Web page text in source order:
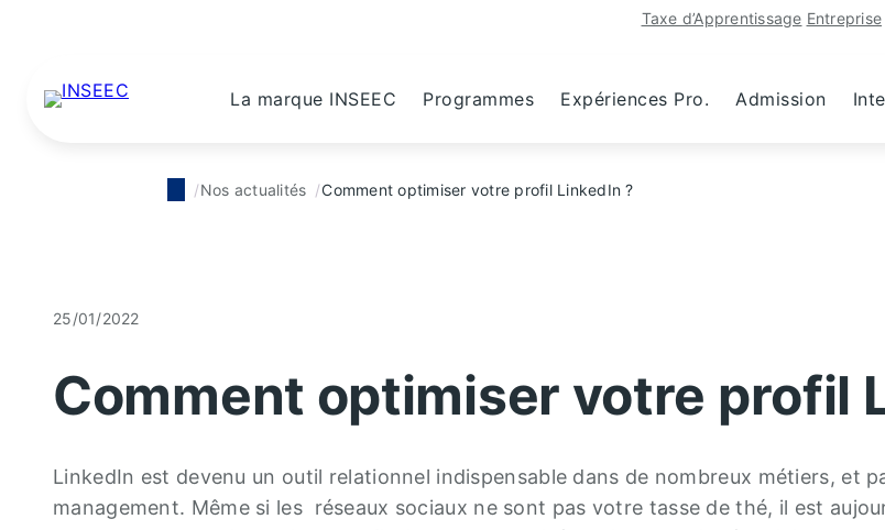
Taxe d’Apprentissage Entreprise
La marque INSEEC Programmes Expériences Pro. Admission
Nos actualités Comment optimiser votre profil LinkedIn ?
25/01/2022
Comment optimiser votre profil
LinkedIn est devenu un outil relationnel indispensable dans de nombreux métiers, et
management. Même si les réseaux sociaux ne sont pas votre tasse de thé, il est